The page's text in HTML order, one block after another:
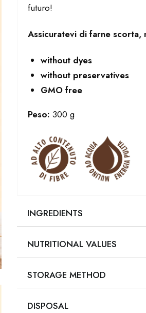
futuro!
Assicuratevi di farne scorta,
without dyes
without preservatives
GMO free
Peso: 300 g
INGREDIENTS
NUTRITIONAL VALUES
STORAGE METHOD
DISPOSAL